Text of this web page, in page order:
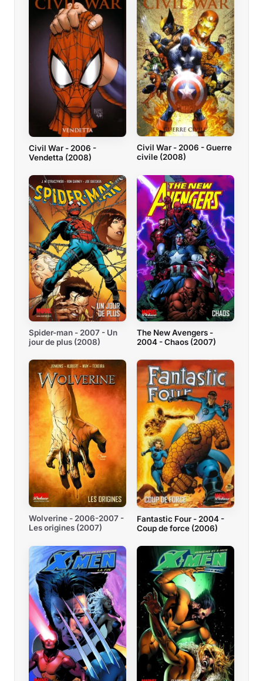
Civil War - 2006 -
Vendetta (2008)
Civil War - 2006 - Guerre
civile (2008)
Spider-man - 2007 - Un
jour de plus (2008)
The New Avengers -
2004 - Chaos (2007)
Wolverine - 2006-2007 -
Les origines (2007)
Fantastic Four - 2004 -
Coup de force (2006)